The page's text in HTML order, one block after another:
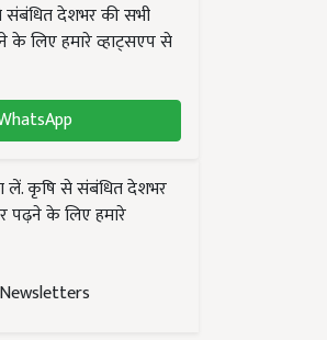
संबंधित देशभर की सभी
के लिए हमारे व्हाट्सएप से
लें. कृषि से संबंधित देशभर
पढ़ने के लिए हमारे